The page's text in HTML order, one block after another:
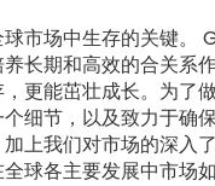
市场中生存的关键。
长期和高效的合关系
更能茁壮成长。为了
细节，以及致力于确
上我们对市场的深入
球各主要发展中市场